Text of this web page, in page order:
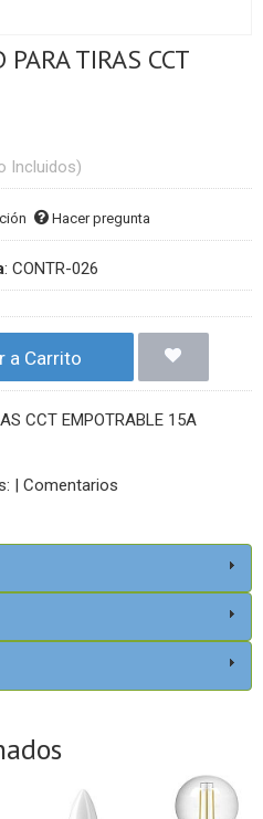
TIRAS CCT
Incluidos)
Hacer pregunta
: CONTR-026
a Carrito
CCT EMPOTRABLE 15A
| Comentarios